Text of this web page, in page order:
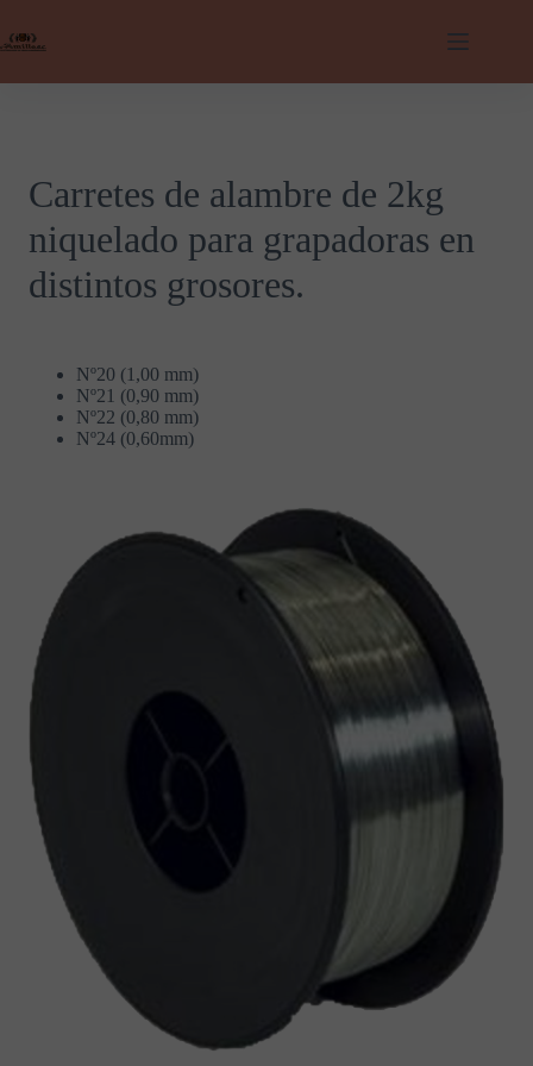
al
contenido
Carretes de alambre de 2kg
niquelado para grapadoras en
distintos grosores.
Nº20 (1,00 mm)
Nº21 (0,90 mm)
Nº22 (0,80 mm)
Nº24 (0,60mm)